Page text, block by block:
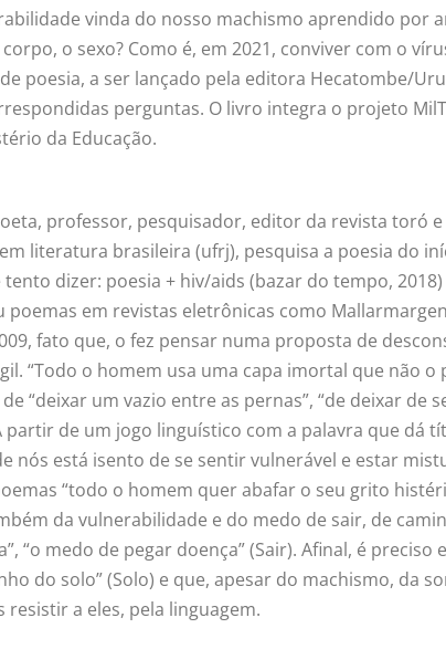
vinda do nosso machismo aprendido por
o sexo? Como é, em 2021, conviver com o
poesia, a ser lançado pela editora Hecatombe/
perguntas. O livro integra o projeto
da Educação.
professor, pesquisador, editor da revista toró
literatura brasileira (ufrj), pesquisa a poesia do
dizer: poesia + hiv/aids (bazar do tempo,
em revistas eletrônicas como
fato que, o fez pensar numa proposta de
“Todo o homem usa uma capa imortal que não o
“deixar um vazio entre as pernas”, “de deixar de
partir de um jogo linguístico com a palavra que dá
nós está isento de se sentir vulnerável e estar
“todo o homem quer abafar o seu grito
da vulnerabilidade e do medo de sair, de
“o medo de pegar doença” (Sair). Afinal, é preciso
do solo” (Solo) e que, apesar do machismo, da
a eles, pela linguagem.